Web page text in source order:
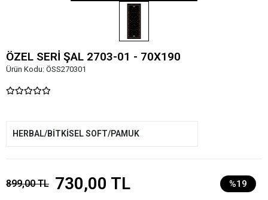
ÖZEL SERİ ŞAL 2703-01 - 70X190
Ürün Kodu: ÖSS270301
HERBAL/BİTKİSEL SOFT/PAMUK
899,00 TL 730,00 TL %19